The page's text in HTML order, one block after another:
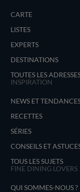
CARTE
LISTES
EXPERTS
DESTINATIONS
TOUTES LES
INSPIRATION
NEWS ET
RECETTES
SÉRIES
CONSEILS ET
TOUS LES SUJETS
FINE DINING LOVERS
QUI SOMMES-NOUS ?